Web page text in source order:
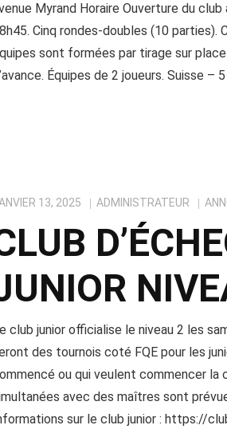
Myrand Horaire Ouverture du
Cinq rondes-doubles (10 parties).
sont formées par tirage sur
Équipes de 2 joueurs. Suisse –
13, 2025 ADMINISTRATEUR
club junior officialise le niveau 2 les
des tournois coté FQE pour les
ou qui veulent commencer
avec des maîtres sont
sur le club junior : https://